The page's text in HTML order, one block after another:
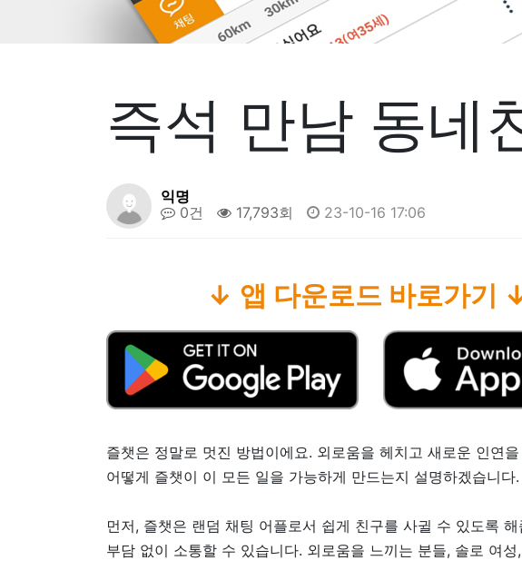
즉석 만남 동네
익명
0건
17,793회 23-10-16 17:06
↓ 앱 다운로드 바로가기
즐챗은 정말로 멋진 방법이에요. 외로움을 헤치고 새로운 인연
어떻게 즐챗이 이 모든 일을 가능하게 만드는지 설명하겠습니다.
먼저, 즐챗은 랜덤 채팅 어플로서 쉽게 친구를 사귈 수 있도록
부담 없이 소통할 수 있습니다. 외로움을 느끼는 분들, 솔로 여